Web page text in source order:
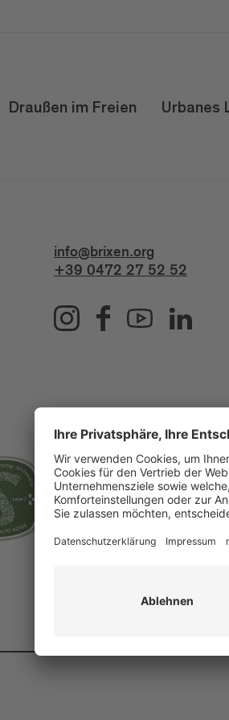
Draußen im Freien Urbanes
info@brixen.org
+39 0472 27 52 52